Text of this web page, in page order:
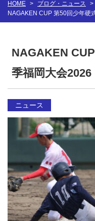
HOME > ブログ・ニュース >
NAGAKEN CUP 第50回少年
NAGAKEN
季福岡大会
ニュース